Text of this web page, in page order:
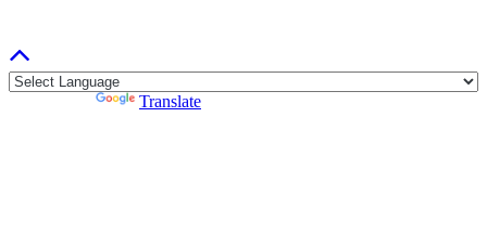
Translate